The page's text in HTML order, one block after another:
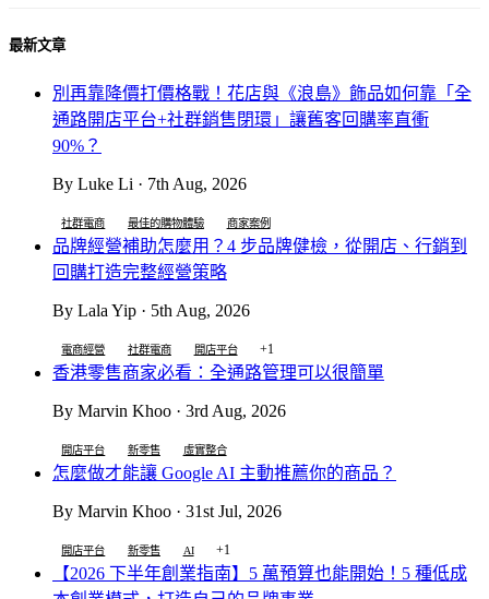
最新文章
別再靠降價打價格戰！花店與《浪島》飾品如何靠「全
通路開店平台+社群銷售閉環」讓舊客回購率直衝
90%？
By Luke Li · 7th Aug, 2026
社群電商 最佳的購物體驗 商家案例
品牌經營補助怎麼用？4 步品牌健檢，從開店、行銷到
回購打造完整經營策略
By Lala Yip · 5th Aug, 2026
電商經營 社群電商 開店平台 +1
香港零售商家必看：全通路管理可以很簡單
By Marvin Khoo · 3rd Aug, 2026
開店平台 新零售 虛實整合
怎麼做才能讓 Google AI 主動推薦你的商品？
By Marvin Khoo · 31st Jul, 2026
開店平台 新零售 AI +1
【2026 下半年創業指南】5 萬預算也能開始！5 種低成